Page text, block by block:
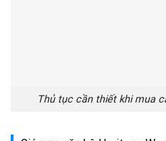
Thủ tục cần thiết khi mua